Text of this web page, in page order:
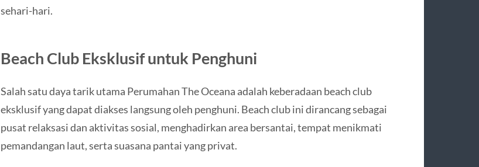
sehari-hari.
Beach Club Eksklusif untuk Penghuni
Salah satu daya tarik utama Perumahan The Oceana adalah keberadaan beach club
eksklusif yang dapat diakses langsung oleh penghuni. Beach club ini dirancang sebagai
pusat relaksasi dan aktivitas sosial, menghadirkan area bersantai, tempat menikmati
pemandangan laut, serta suasana pantai yang privat.